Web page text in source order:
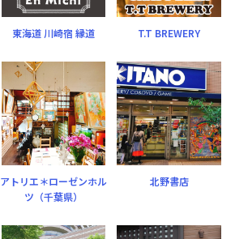
東海道 川崎宿 縁道 T.T BREWERY
アトリエ＊ローゼンホル
ツ（千葉県）
北野書店